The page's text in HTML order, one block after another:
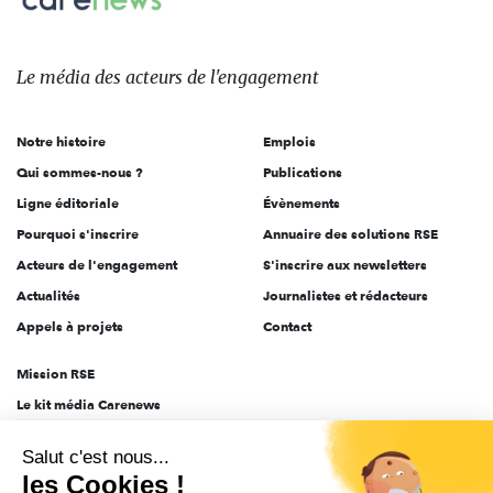
Le
des
l'engagement
Le média des acteurs de l'engagement
Notre histoire
Qui sommes-nous ?
Ligne éditoriale
Pourquoi s'inscrire
Acteurs de l'engagement
Actualités
Appels à projets
Emplois
Publications
Évènements
Annuaire des solutions RSE
S'inscrire aux newsletters
Journalistes et rédacteurs
Contact
Mission RSE
Le kit média Carenews
AEF info
Salut c'est nous...
les Cookies !